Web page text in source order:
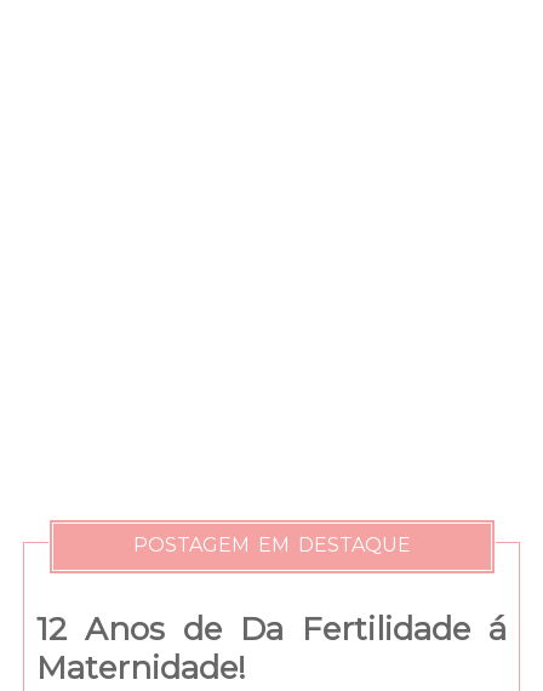
POSTAGEM EM DESTAQUE
12 Anos de Da Fertilidade á
Maternidade!